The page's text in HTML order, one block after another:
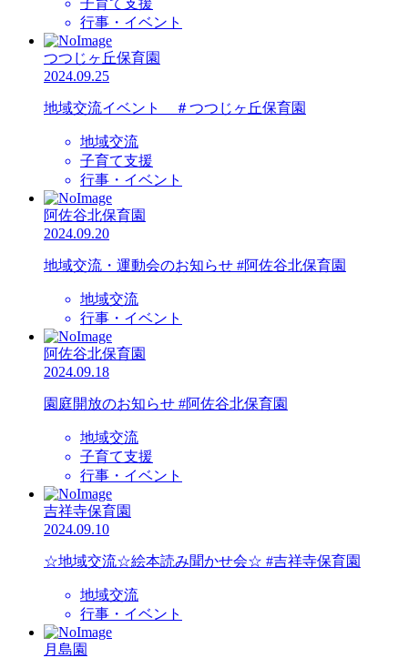
行事・イベント
つつじヶ丘保育園
2024.09.25
地域交流イベント ＃つつじヶ丘保育園
地域交流
子育て支援
行事・イベント
阿佐谷北保育園
2024.09.20
地域交流・運動会のお知らせ #阿佐谷北保育園
地域交流
行事・イベント
阿佐谷北保育園
2024.09.18
園庭開放のお知らせ #阿佐谷北保育園
地域交流
子育て支援
行事・イベント
吉祥寺保育園
2024.09.10
☆地域交流☆絵本読み聞かせ会☆ #吉祥寺保育園
地域交流
行事・イベント
月島園